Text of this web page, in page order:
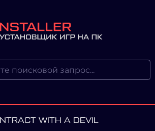
WITH A DEVIL